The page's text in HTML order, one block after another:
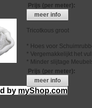
Prijs (per meter):
meer info
Tricotkous groot
* Hoes voor
* Vergemakkelijkt het
* Minder slijtage
Prijs (per meter):
meer info
by myShop.com